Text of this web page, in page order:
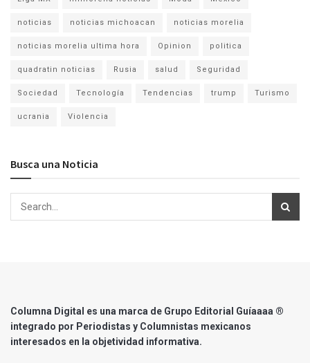
noticias noticias michoacan noticias morelia
noticias morelia ultima hora Opinion politica
quadratin noticias Rusia salud Seguridad
Sociedad Tecnología Tendencias trump Turismo
ucrania Violencia
Busca una Noticia
Columna Digital es una marca de Grupo Editorial Guíaaaa ®
integrado por Periodistas y Columnistas mexicanos
interesados en la objetividad informativa.